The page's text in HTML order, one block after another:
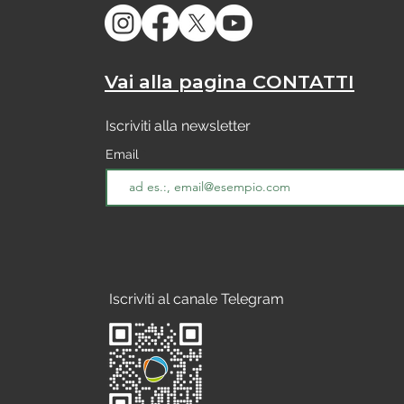
Vai alla pagina CONTATTI
Iscriviti alla newsletter
Email
Iscriviti al canale Telegram